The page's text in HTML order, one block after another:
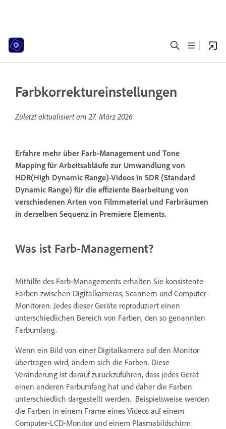
Farbkorrektureinstellungen
Zuletzt aktualisiert am27. März 2026
Erfahre mehr über Farb-Management und Tone
Mapping für Arbeitsabläufe zur Umwandlung von
HDR(High Dynamic Range)-Videos in SDR (Standard
Dynamic Range) für die effiziente Bearbeitung von
verschiedenen Arten von Filmmaterial und Farbräumen
in derselben Sequenz in Premiere Elements.
Was ist Farb-Management?
Mithilfe des Farb-Managements erhalten Sie konsistente
Farben zwischen Digitalkameras, Scannern und Computer-
Monitoren. Jedes dieser Geräte reproduziert einen
unterschiedlichen Bereich von Farben, den so genannten
Farbumfang.
Wenn ein Bild von einer Digitalkamera auf den Monitor
übertragen wird, ändern sich die Farben. Diese
Veränderung ist darauf zurückzuführen, dass jedes Gerät
einen anderen Farbumfang hat und daher die Farben
unterschiedlich dargestellt werden. Beispielsweise werden
die Farben in einem Frame eines Videos auf einem
Computer-LCD-Monitor und einem Plasmabildschirm